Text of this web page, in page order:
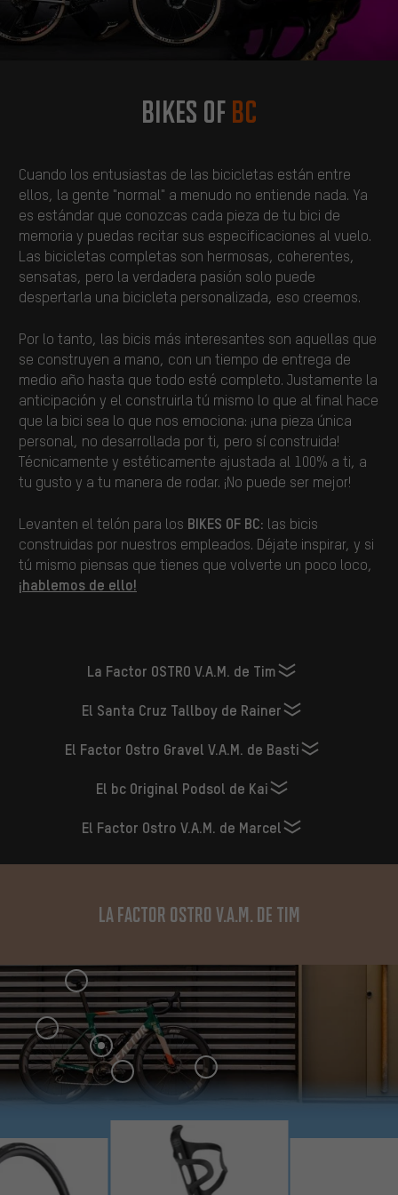
Bikes ofBC
Cuando los entusiastas de las bicicletas están entre
ellos, la gente "normal" a menudo no entiende nada. Ya
es estándar que conozcas cada pieza de tu bici de
memoria y puedas recitar sus especificaciones al vuelo.
Las bicicletas completas son hermosas, coherentes,
sensatas, pero la verdadera pasión solo puede
despertarla una bicicleta personalizada, eso creemos.
Por lo tanto, las bicis más interesantes son aquellas que
se construyen a mano, con un tiempo de entrega de
medio año hasta que todo esté completo. Justamente la
anticipación y el construirla tú mismo lo que al final hace
que la bici sea lo que nos emociona: ¡una pieza única
personal, no desarrollada por ti, pero sí construida!
Técnicamente y estéticamente ajustada al 100% a ti, a
tu gusto y a tu manera de rodar. ¡No puede ser mejor!
Levanten el telón para los BIKES OF BC: las bicis
construidas por nuestros empleados. Déjate inspirar, y si
tú mismo piensas que tienes que volverte un poco loco,
¡hablemos de ello!
La Factor OSTRO V.A.M. de Tim
El Santa Cruz Tallboy de Rainer
El Factor Ostro Gravel V.A.M. de Basti
El bc Original Podsol de Kai
El Factor Ostro V.A.M. de Marcel
La Factor OSTRO V.A.M. de Tim